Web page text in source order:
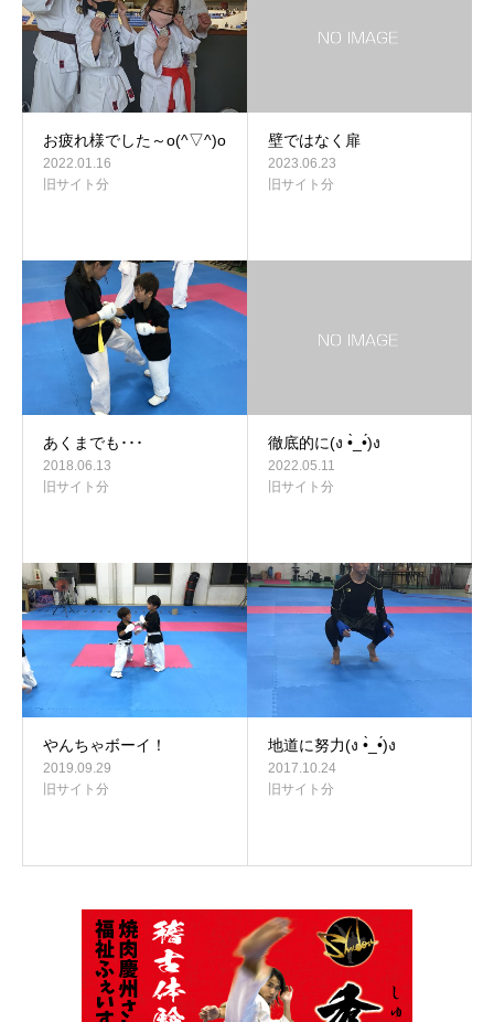
お疲れ様でした～o(^▽^)o
2022.01.16
旧サイト分
壁ではなく扉
2023.06.23
旧サイト分
あくまでも･･･
2018.06.13
旧サイト分
徹底的に(ง •̀_•́)ง
2022.05.11
旧サイト分
やんちゃボーイ！
2019.09.29
旧サイト分
地道に努力(ง •̀_•́)ง
2017.10.24
旧サイト分